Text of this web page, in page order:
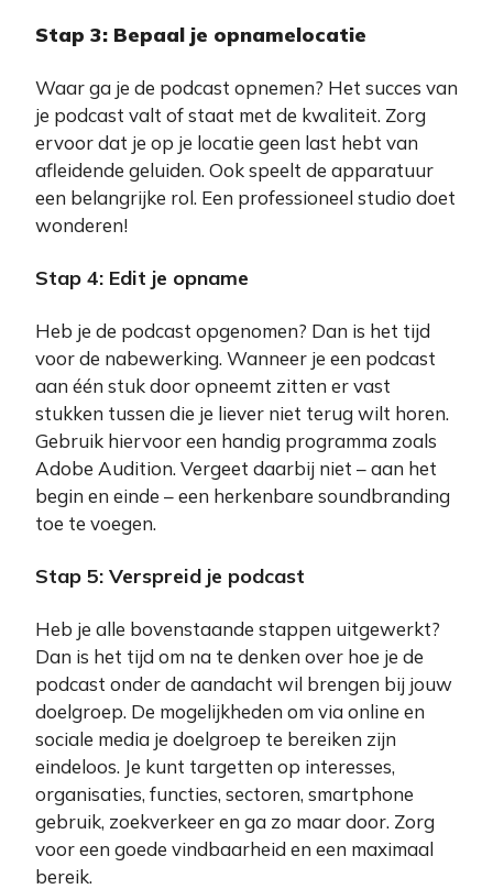
Stap 3: Bepaal je opnamelocatie
Waar ga je de podcast opnemen? Het succes van
je podcast valt of staat met de kwaliteit. Zorg
ervoor dat je op je locatie geen last hebt van
afleidende geluiden. Ook speelt de apparatuur
een belangrijke rol. Een professioneel studio doet
wonderen!
Stap 4: Edit je opname
Heb je de podcast opgenomen? Dan is het tijd
voor de nabewerking. Wanneer je een podcast
aan één stuk door opneemt zitten er vast
stukken tussen die je liever niet terug wilt horen.
Gebruik hiervoor een handig programma zoals
Adobe Audition. Vergeet daarbij niet – aan het
begin en einde – een herkenbare soundbranding
toe te voegen.
Stap 5: Verspreid je podcast
Heb je alle bovenstaande stappen uitgewerkt?
Dan is het tijd om na te denken over hoe je de
podcast onder de aandacht wil brengen bij jouw
doelgroep. De mogelijkheden om via online en
sociale media je doelgroep te bereiken zijn
eindeloos. Je kunt targetten op interesses,
organisaties, functies, sectoren, smartphone
gebruik, zoekverkeer en ga zo maar door. Zorg
voor een goede vindbaarheid en een maximaal
bereik.